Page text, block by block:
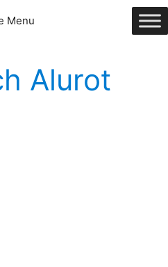
Menu
Alurot